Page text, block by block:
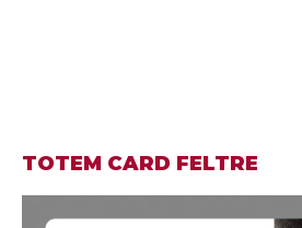
TOTEM CARD FELTRE